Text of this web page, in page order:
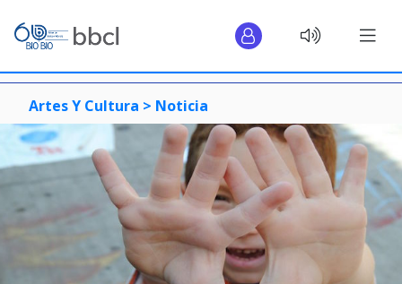
Artes Y Cultura > Noticia